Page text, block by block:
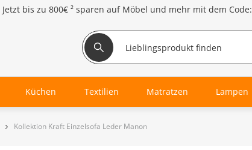
Jetzt bis zu 800€ ² sparen auf Möbel und mehr mit dem Code:
Küchen Textilien Matratzen Lampen
Kollektion Kraft Einzelsofa Leder Manon